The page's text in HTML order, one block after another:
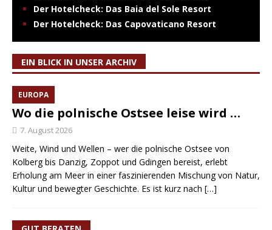
Der Hotelcheck: Das Baia del Sole Resort
Der Hotelcheck: Das Capovaticano Resort
EIN BLICK IN UNSER ARCHIV
EUROPA
Wo die polnische Ostsee leise wird …
7. August 2026
Weite, Wind und Wellen – wer die polnische Ostsee von
Kolberg bis Danzig, Zoppot und Gdingen bereist, erlebt
Erholung am Meer in einer faszinierenden Mischung von Natur,
Kultur und bewegter Geschichte. Es ist kurz nach […]